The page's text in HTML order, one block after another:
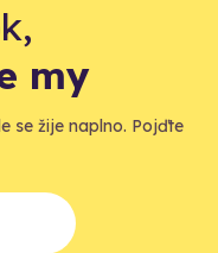
my
se žije naplno. Pojďte